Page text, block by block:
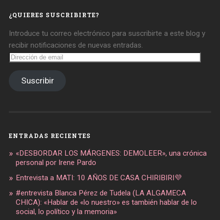
¿QUIERES SUSCRIBIRTE?
Introduce tu correo electrónico para suscribirte a este blog y
recibir notificaciones de nuevas entradas.
Dirección
de
Suscribir
ENTRADAS RECIENTES
«DESBORDAR LOS MÁRGENES: DEMOLEER», una crónica
personal por Irene Pardo
Entrevista a MATI: 10 AÑOS DE CASA CHIRIBIRI💜
#entrevista Blanca Pérez de Tudela (LA ALGAMECA
CHICA): «Hablar de «lo nuestro» es también hablar de lo
social, lo político y la memoria»